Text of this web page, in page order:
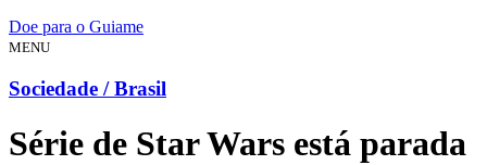
Doe para o Guiame
MENU
Sociedade / Brasil
Série de Star Wars está parada